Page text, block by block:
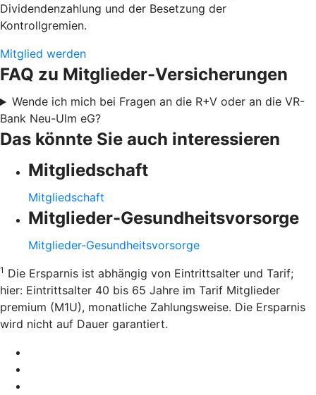
Dividendenzahlung und der Besetzung der
Kontrollgremien.
Mitglied werden
FAQ zu Mitglieder-Versicherungen
Wende ich mich bei Fragen an die R+V oder an die VR-
Bank Neu-Ulm eG?
Das könnte Sie auch interessieren
Mitgliedschaft
Mitgliedschaft
Mitglieder-Gesundheitsvorsorge
Mitglieder-Gesundheitsvorsorge
1 Die Ersparnis ist abhängig von Eintrittsalter und Tarif;
hier: Eintrittsalter 40 bis 65 Jahre im Tarif Mitglieder
premium (M1U), monatliche Zahlungsweise. Die Ersparnis
wird nicht auf Dauer garantiert.